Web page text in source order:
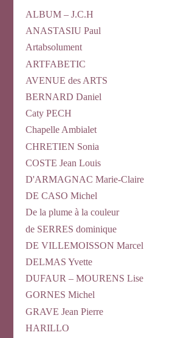
ALBUM – J.C.H
ANASTASIU Paul
Artabsolument
ARTFABETIC
AVENUE des ARTS
BERNARD Daniel
Caty PECH
Chapelle Ambialet
CHRETIEN Sonia
COSTE Jean Louis
D'ARMAGNAC Marie-Claire
DE CASO Michel
De la plume à la couleur
de SERRES dominique
DE VILLEMOISSON Marcel
DELMAS Yvette
DUFAUR – MOURENS Lise
GORNES Michel
GRAVE Jean Pierre
HARILLO